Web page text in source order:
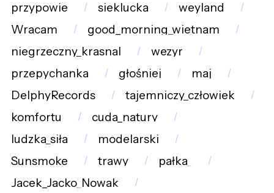
przypowie
sieklucka
weyland
Wracam
good_morning_wietnam
niegrzeczny_krasnal
wezyr
przepychanka
głośniej
maj
DelphyRecords
tajemniczy_człowiek
komfortu
cuda_natury
ludzka_siła
modelarski
Sunsmoke
trawy
pałka_
Jacek_Jacko_Nowak